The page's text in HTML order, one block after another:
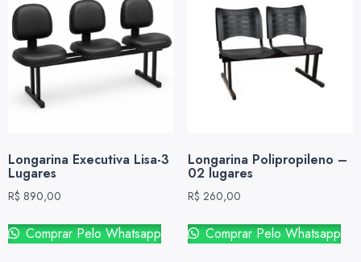
Longarina Executiva Lisa-3
Lugares
R$ 890,00
Comprar Pelo Whatsapp
Longarina Polipropileno –
02 lugares
R$ 260,00
Comprar Pelo Whatsapp